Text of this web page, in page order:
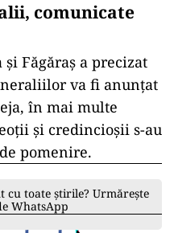
comunicate
Făgăraș a precizat
va fi anunțat
în mai multe
și credincioșii s-au
pomenire.
cu toate știrile? Urmărește
WhatsApp